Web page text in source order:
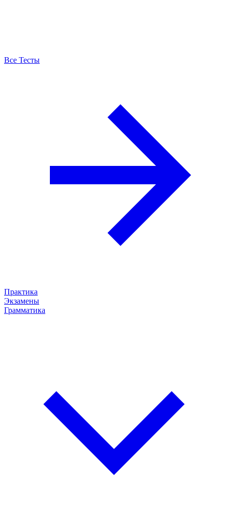
Все Тесты
Практика
Экзамены
Грамматика